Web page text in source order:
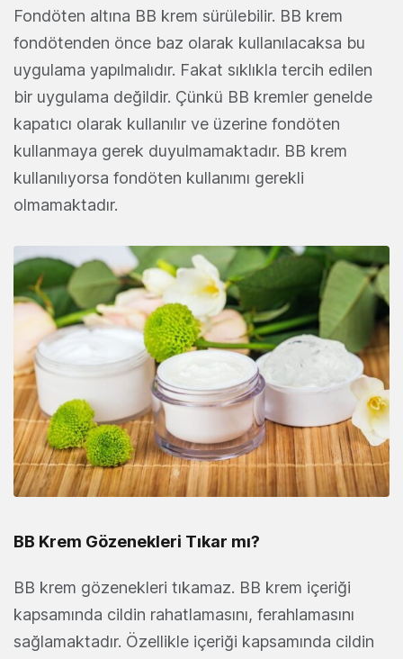
Fondöten altına BB krem sürülebilir. BB krem
fondötenden önce baz olarak kullanılacaksa bu
uygulama yapılmalıdır. Fakat sıklıkla tercih edilen
bir uygulama değildir. Çünkü BB kremler genelde
kapatıcı olarak kullanılır ve üzerine fondöten
kullanmaya gerek duyulmamaktadır. BB krem
kullanılıyorsa fondöten kullanımı gerekli
olmamaktadır.
BB Krem Gözenekleri Tıkar mı?
BB krem gözenekleri tıkamaz. BB krem içeriği
kapsamında cildin rahatlamasını, ferahlamasını
sağlamaktadır. Özellikle içeriği kapsamında cildin